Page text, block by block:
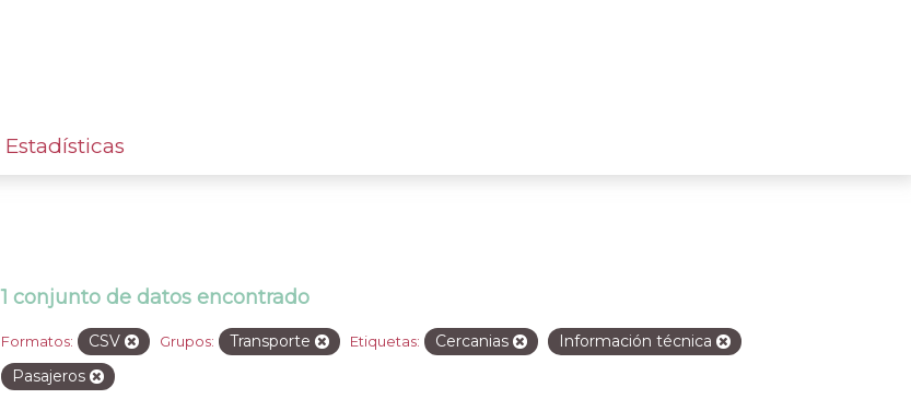
Estadísticas
1 conjunto de datos encontrado
Formatos: CSV Grupos: Transporte Etiquetas: Cercanias
Información técnica
Pasajeros